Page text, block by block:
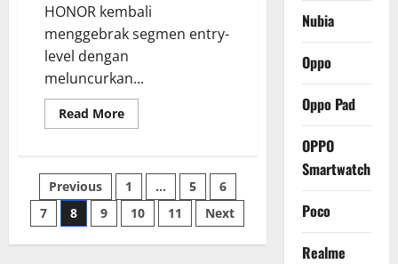
HONOR kembali
menggebrak segmen entry-
level dengan
meluncurkan...
Read MoreRead
more
X8a,
Pilihan
Tablet
Produktivitas
dan
Terbaik
Posts
pagination
Previous 1 … 5
6
7
8 9 10 11 Next
Nubia
Oppo
Oppo Pad
OPPO
Smartwatch
Poco
Realme